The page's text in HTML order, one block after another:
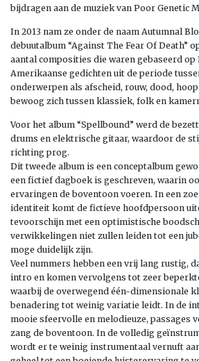
bijdragen aan de muziek van Poor Genetic
In 2013 nam ze onder de naam Autumnal
debuutalbum “Against The Fear Of Death”
aantal composities die waren gebaseerd op
Amerikaanse gedichten uit de periode
onderwerpen als afscheid, rouw, dood,
bewoog zich tussen klassiek, folk en
Voor het album “Spellbound” werd de
drums en elektrische gitaar, waardoor de
richting prog.
Dit tweede album is een conceptalbum
een fictief dagboek is geschreven, waarin
ervaringen de boventoon voeren. In een
identiteit komt de fictieve hoofdpersoon
tevoorschijn met een optimistische
verwikkelingen niet zullen leiden tot een
moge duidelijk zijn.
Veel nummers hebben een vrij lang rustig,
intro en komen vervolgens tot zeer
waarbij de overwegend één-dimensionale
benadering tot weinig variatie leidt. In de
mooie sfeervolle en melodieuze, passages
zang de boventoon. In de volledig
wordt er te weinig instrumentaal vernuft